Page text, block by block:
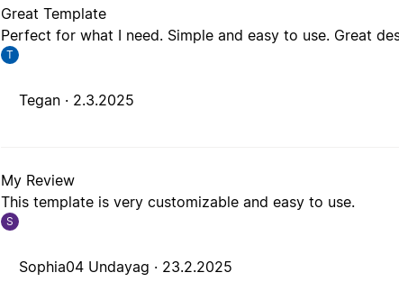
Great Template
Perfect for what I need. Simple and easy to use. Great
T
Tegan · 2.3.2025
My Review
This template is very customizable and easy to use.
S
Sophia04 Undayag · 23.2.2025